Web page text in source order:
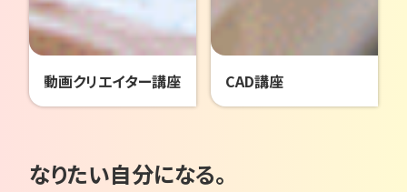
動画クリエイター講座 CAD講座
なりたい自分になる。